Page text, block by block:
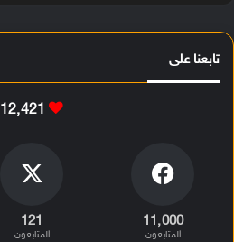
تابعنا على
12٬421
11٬000
المتابعون
121
المتابعون